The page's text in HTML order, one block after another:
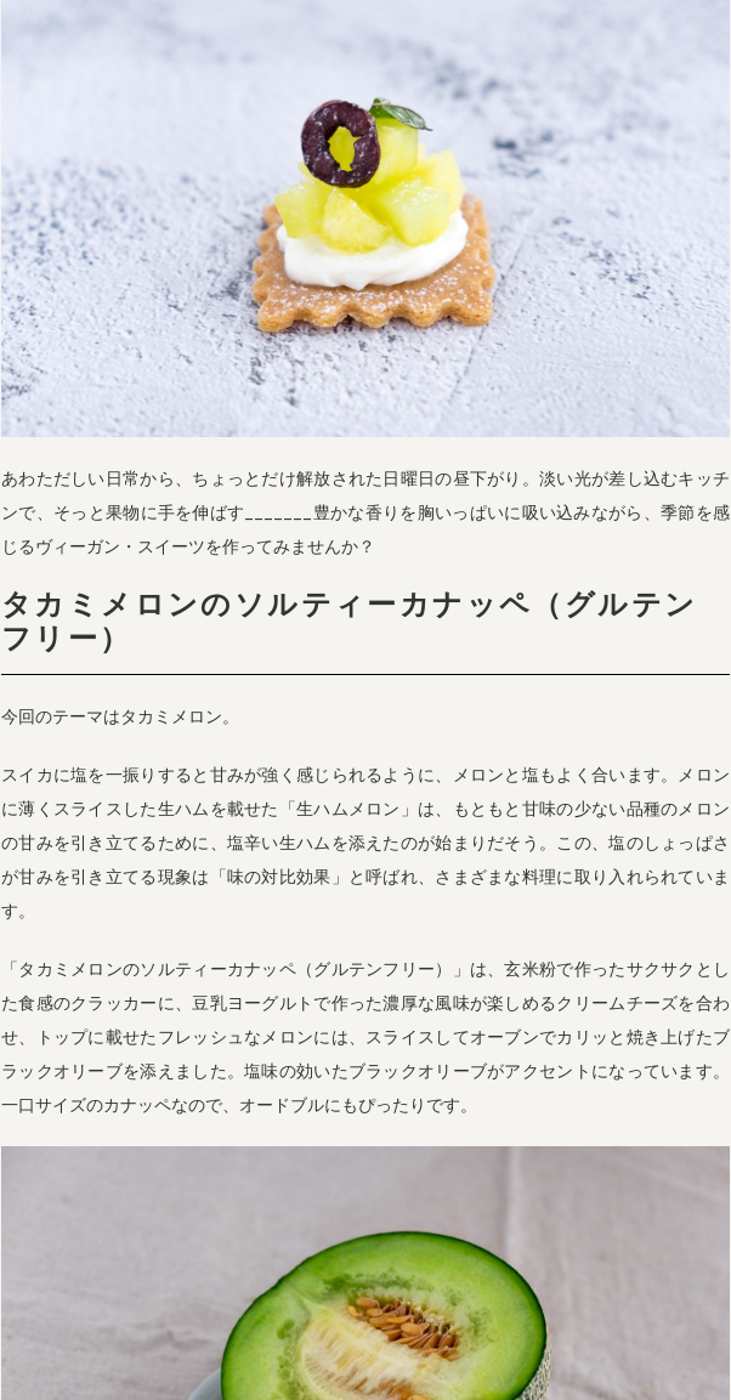
あわただしい日常から、ちょっとだけ解放された日曜日の昼下がり。淡い光が差し込むキッチ
ンで、そっと果物に手を伸ばす_______豊かな香りを胸いっぱいに吸い込みながら、季節を感
じるヴィーガン・スイーツを作ってみませんか？
タカミメロンのソルティーカナッペ（グルテン
フリー）
今回のテーマはタカミメロン。
スイカに塩を一振りすると甘みが強く感じられるように、メロンと塩もよく合います。メロン
に薄くスライスした生ハムを載せた「生ハムメロン」は、もともと甘味の少ない品種のメロン
の甘みを引き立てるために、塩辛い生ハムを添えたのが始まりだそう。この、塩のしょっぱさ
が甘みを引き立てる現象は「味の対比効果」と呼ばれ、さまざまな料理に取り入れられていま
す。
「タカミメロンのソルティーカナッペ（グルテンフリー）」は、玄米粉で作ったサクサクとし
た食感のクラッカーに、豆乳ヨーグルトで作った濃厚な風味が楽しめるクリームチーズを合わ
せ、トップに載せたフレッシュなメロンには、スライスしてオーブンでカリッと焼き上げたブ
ラックオリーブを添えました。塩味の効いたブラックオリーブがアクセントになっています。
一口サイズのカナッペなので、オードブルにもぴったりです。